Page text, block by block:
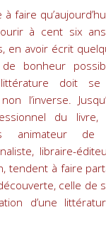
à faire
à cent six
en avoir écrit
bonheur
littérature doit
l’inverse.
du livre,
animateur de
libraire-
tendent à faire
celle de
d’une